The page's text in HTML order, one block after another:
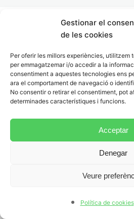
Gestionar el
de les cookies
Per oferir les millors experiències, utilitzem
per emmagatzemar i/o accedir a la
consentiment a aquestes tecnologies ens
ara el comportament de navegació o
No consentir o retirar el consentiment, pot
determinades característiques i funcions.
Acceptar
Denegar
Veure
Política de cookies
Schreiben – Teil 2
Schreiben – Übung 1
Schreiben – Übung 2
7.- Modellteste
Am Tag der Prüfung
Següent